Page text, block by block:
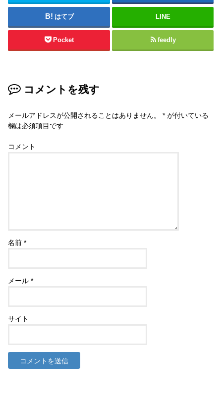
はてブ LINE
Pocket feedly
コメントを残す
メールアドレスが公開されることはありません。 * が付いている
欄は必須項目です
コメント
名前*
メール*
サイト